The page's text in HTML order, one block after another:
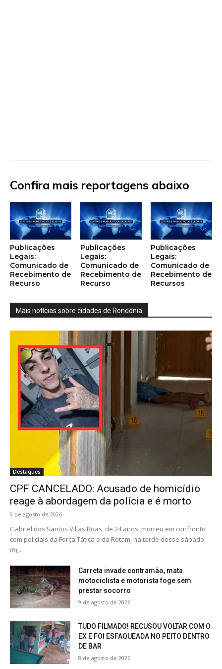
Confira mais reportagens abaixo
Publicações
Legais:
Comunicado de
Recebimento de
Recurso
Publicações
Legais:
Comunicado de
Recebimento de
Recurso
Publicações
Legais:
Comunicado de
Recebimento de
Recursos
Mais notícias sobre cidades de Rondônia
Destaques
CPF CANCELADO: Acusado de homicídio
reage à abordagem da polícia e é morto
9 de agosto de 2026
Gabriel dos Santos Villas Boas, de 24 anos, morreu em confronto
com policiais da Força Tática e da Rotam, na tarde desse sábado
(8),...
Carreta invade contramão, mata
motociclista e motorista foge sem
prestar socorro
9 de agosto de 2026
TUDO FILMADO! RECUSOU VOLTAR COM O
EX E FOI ESFAQUEADA NO PEITO DENTRO
DE BAR
8 de agosto de 2026